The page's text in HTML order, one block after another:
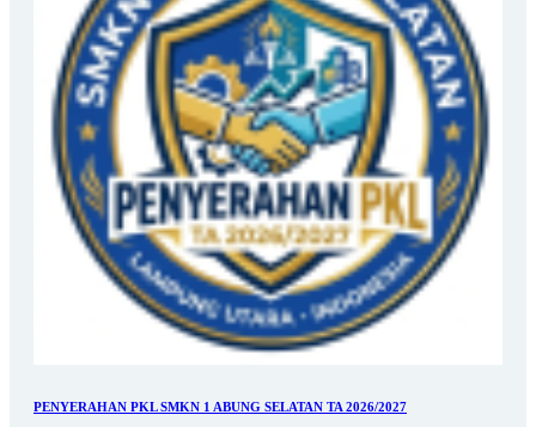
PENYERAHAN PKL SMKN 1 ABUNG SELATAN TA 2026/2027